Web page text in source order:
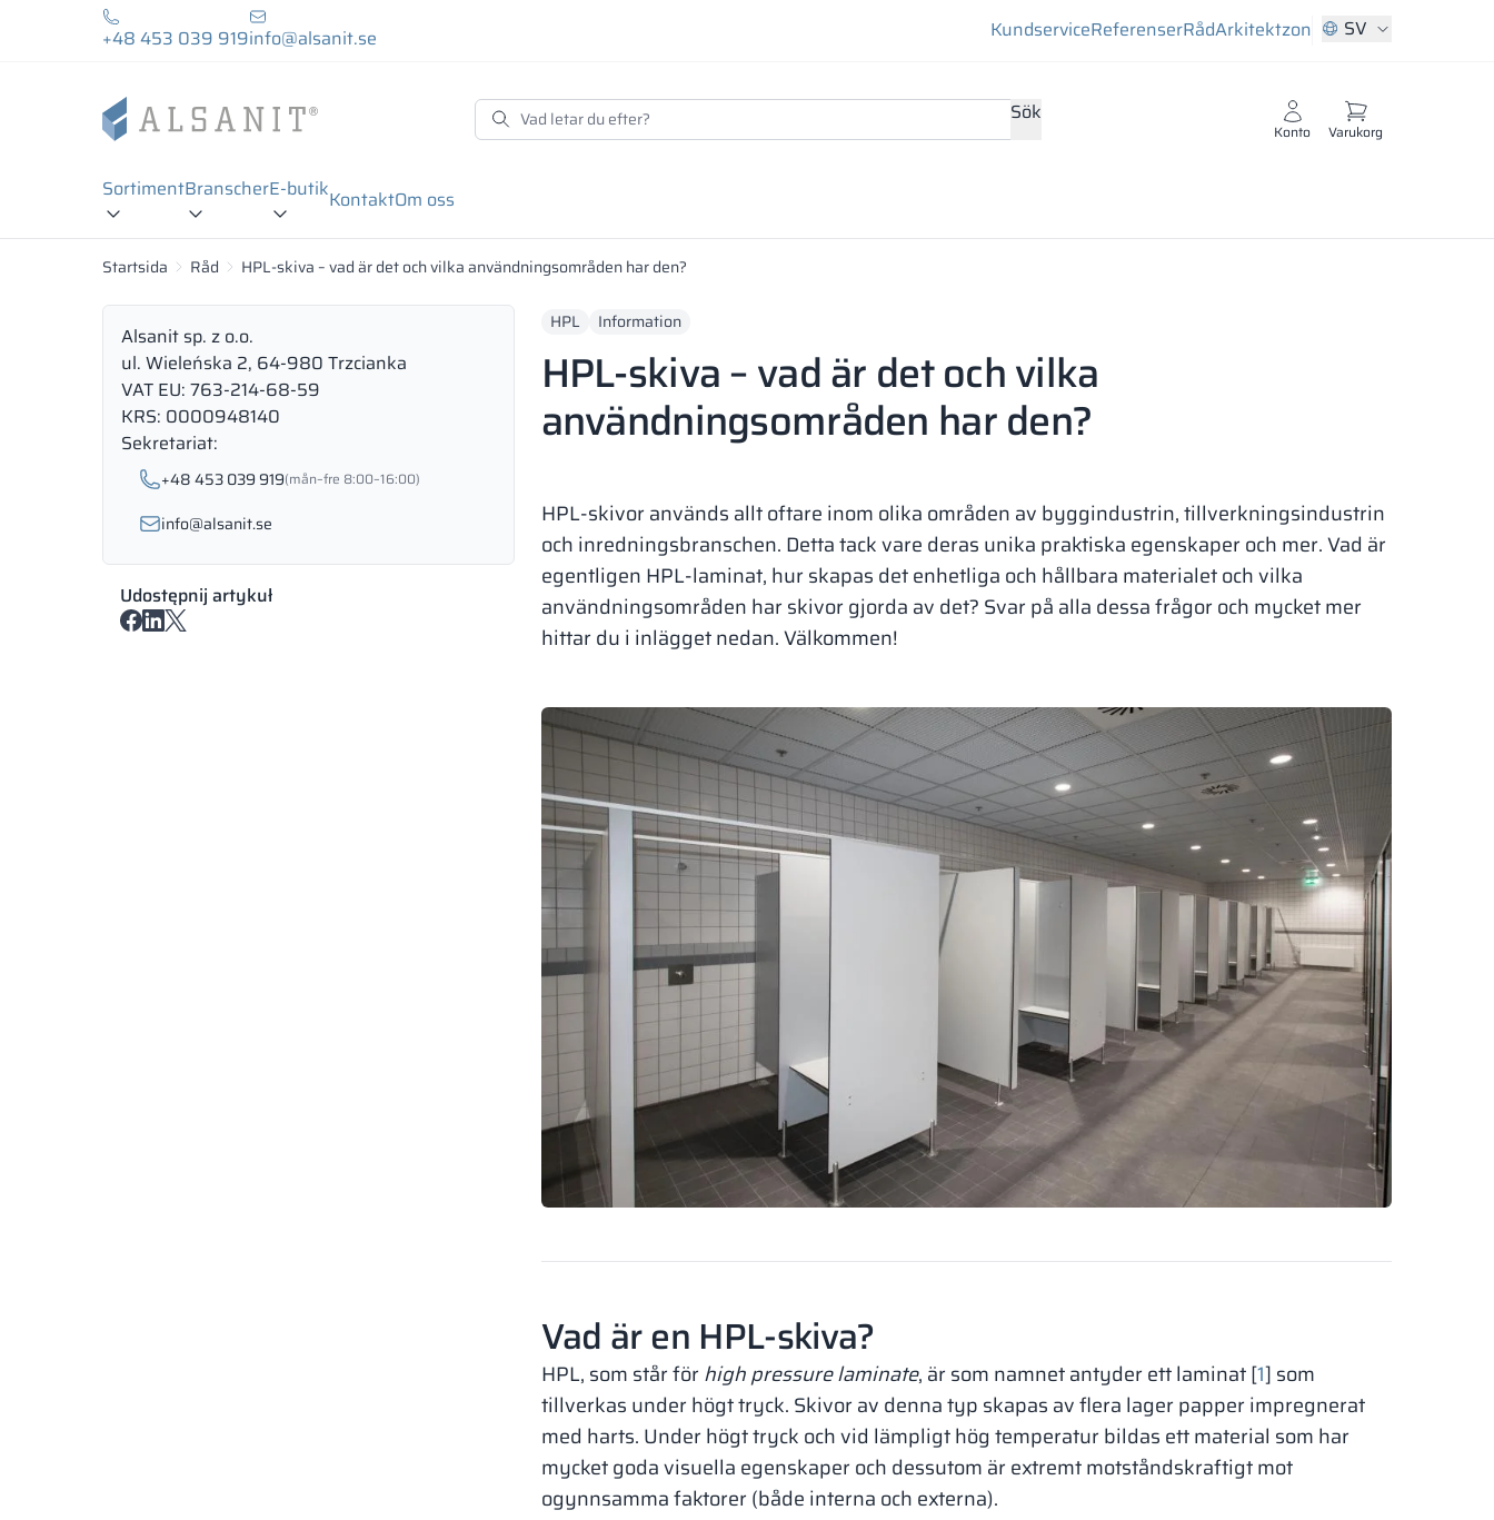
+48 453 039 919info@alsanit.se KundserviceReferenserRådArkitektzon SV
Sök
Konto Varukorg
SortimentBranscherE-butikKontaktOm oss
Startsida Råd HPL-skiva – vad är det och vilka användningsområden har den?
Alsanit sp. z o.o.
ul. Wieleńska 2, 64-980 Trzcianka
VAT EU: 763-214-68-59
KRS: 0000948140
Sekretariat:
+48 453 039 919(mån–fre 8:00–16:00)
info@alsanit.se
Udostępnij artykuł
HPL Information
HPL-skiva – vad är det och vilka
användningsområden har den?
HPL-skivor används allt oftare inom olika områden av byggindustrin, tillverkningsindustrin
och inredningsbranschen. Detta tack vare deras unika praktiska egenskaper och mer. Vad är
egentligen HPL-laminat, hur skapas det enhetliga och hållbara materialet och vilka
användningsområden har skivor gjorda av det? Svar på alla dessa frågor och mycket mer
hittar du i inlägget nedan. Välkommen!
Vad är en HPL-skiva?
HPL, som står förhigh pressure laminate, är som namnet antyder ett laminat [1] som
tillverkas under högt tryck. Skivor av denna typ skapas av flera lager papper impregnerat
med harts. Under högt tryck och vid lämpligt hög temperatur bildas ett material som har
mycket goda visuella egenskaper och dessutom är extremt motståndskraftigt mot
ogynnsamma faktorer (både interna och externa).